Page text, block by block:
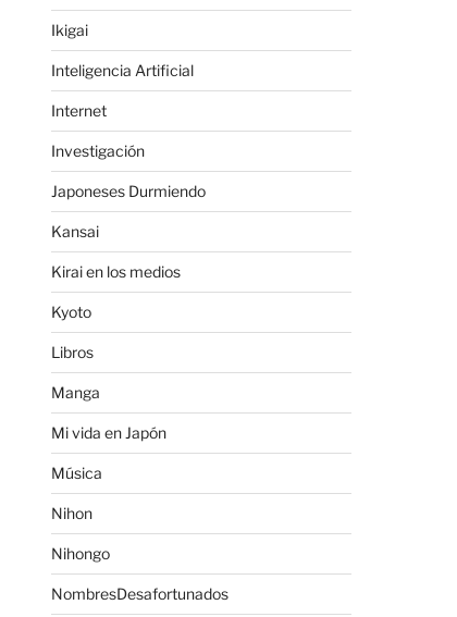
Ikigai
Inteligencia Artificial
Internet
Investigación
Japoneses Durmiendo
Kansai
Kirai en los medios
Kyoto
Libros
Manga
Mi vida en Japón
Música
Nihon
Nihongo
NombresDesafortunados